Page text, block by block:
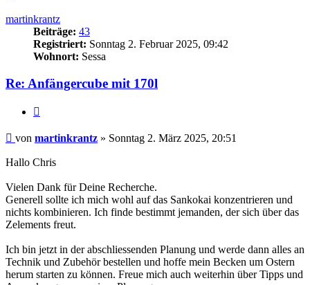
martinkrantz
Beiträge: 43
Registriert: Sonntag 2. Februar 2025, 09:42
Wohnort: Sessa
Re: Anfängercube mit 170l
Beitrag
von martinkrantz » Sonntag 2. März 2025, 20:51
Hallo Chris
Vielen Dank für Deine Recherche.
Generell sollte ich mich wohl auf das Sankokai konzentrieren und
nichts kombinieren. Ich finde bestimmt jemanden, der sich über das
Zelements freut.
Ich bin jetzt in der abschliessenden Planung und werde dann alles an
Technik und Zubehör bestellen und hoffe mein Becken um Ostern
herum starten zu können. Freue mich auch weiterhin über Tipps und